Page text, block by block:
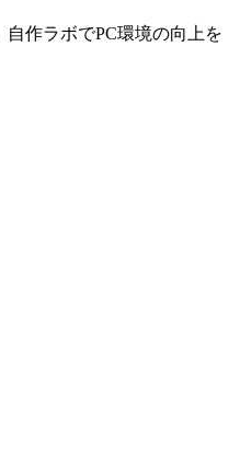
自作ラボでPC環境の向上を